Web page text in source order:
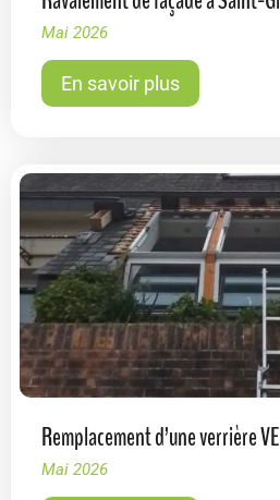
Mai 2026
En savoir plus
Remplacement d’une verrière
Mai 2026